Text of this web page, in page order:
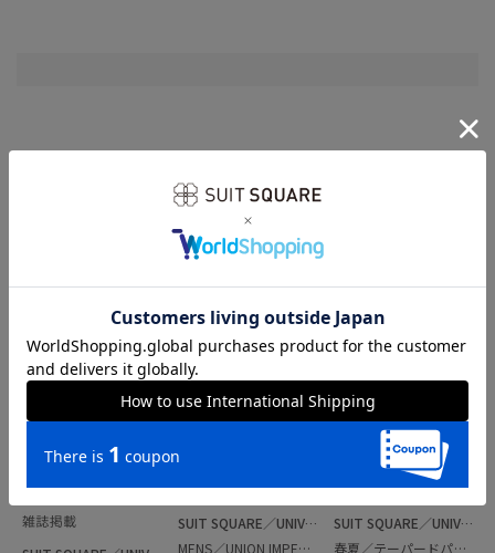
RECOMMEND
あなたへのおすすめ商品
SUIT SQUARE／UNIVERSAL LANGUAGE
MENS／UNION IMPERIAL監修／コインローファー
SUIT SQUARE／UNIVERSAL LANGUAGE
春夏／テーパードパンツ